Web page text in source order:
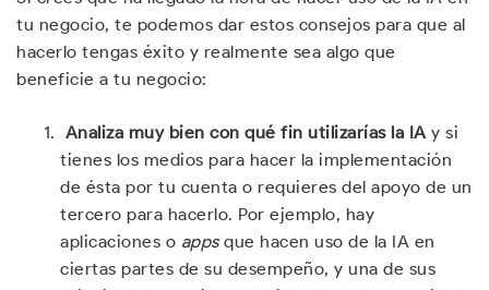
tu negocio, te podemos dar estos consejos para que al
hacerlo tengas éxito y realmente sea algo que
beneficie a tu negocio:
Analiza muy bien con qué fin utilizarías la IAy si
tienes los medios para hacer la implementación
de ésta por tu cuenta o requieres del apoyo de un
tercero para hacerlo. Por ejemplo, hay
aplicaciones o appsque hacen uso de la IA en
ciertas partes de su desempeño, y una de sus